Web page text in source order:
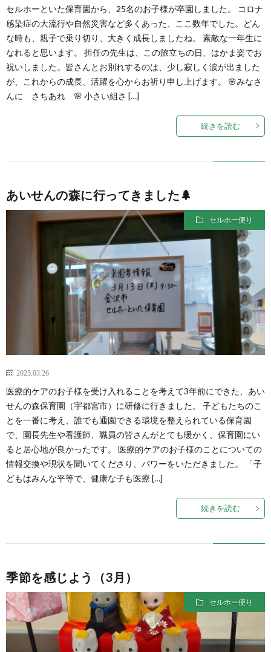
セルホーといた保育園から、25名のお子様が卒園しました。 コロナ
感染症の大流行や自然災害など多くあった、ここ数年でした。どん
な時も、親子で乗り切り、大きく成長しましたね。 素敵な一年生に
なれると思います。 担任の先生は、この旅立ちの日、はかま姿でお
祝いしました。皆さんとお別れするのは、少し寂しく涙が出ました
が、これからの成長、活躍を心からお祈り申し上げます。 🌸みなさ
んに さちあれ 🌸 小さい組さ […]
続きを読む
あいせんの森に行ってきました🌲
セルホー便り
2025.03.26
医療的ケアのお子様を受け入れることを考えて3年前にできた、あい
せんの森保育園（宇都宮市）に研修に行きました。 子どもたちのこ
とを一番に考え、誰でも通園できる環境を整えられている保育園
で、園長先生や看護師、職員の皆さんがとても暖かく、保育園にい
ると居心地が良かったです。 医療的ケアのお子様のことについての
情報交換や現状を聞いてくださり、パワーをいただきました。 「子
どもはみんな平等で、健康な子も医療 […]
続きを読む
季節を感じよう（3月）
セルホー便り